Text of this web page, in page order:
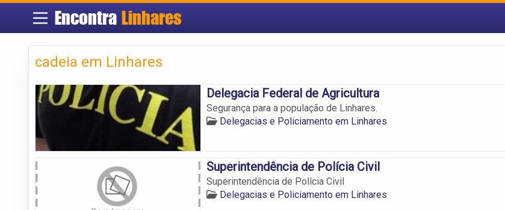
Encontra Linhares
cadeia em Linhares
Delegacia Federal de Agricultura
Segurança para a população de Linhares.
Delegacias e Policiamento em Linhares
Superintendência de Polícia Civil
Superintendência de Polícia Civil
Delegacias e Policiamento em Linhares